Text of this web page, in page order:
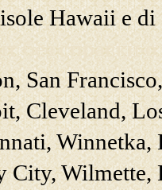
Hawaii e
без справки
San
Cleveland,
Winnetka,
City, Wilmette,